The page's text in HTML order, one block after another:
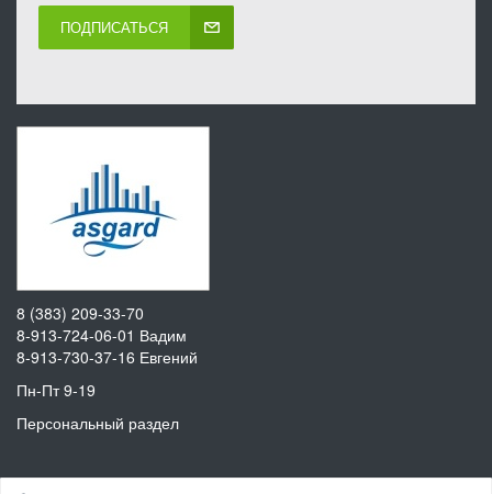
ПОДПИСАТЬСЯ
8 (383) 209-33-70
8-913-724-06-01 Вадим
8-913-730-37-16 Евгений
Пн-Пт 9-19
Персональный раздел